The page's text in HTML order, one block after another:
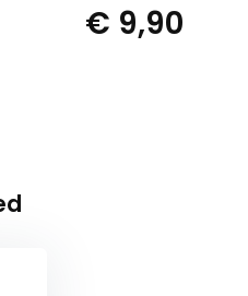
€ 9,90